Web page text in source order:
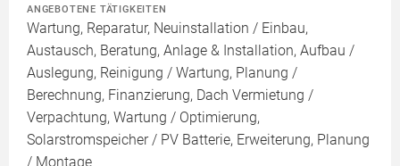
ANGEBOTENE TÄTIGKEITEN
Wartung, Reparatur, Neuinstallation / Einbau,
Austausch, Beratung, Anlage & Installation, Aufbau /
Auslegung, Reinigung / Wartung, Planung /
Berechnung, Finanzierung, Dach Vermietung /
Verpachtung, Wartung / Optimierung,
Solarstromspeicher / PV Batterie, Erweiterung, Planung
/ Montage